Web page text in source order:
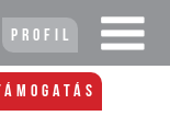
Profil